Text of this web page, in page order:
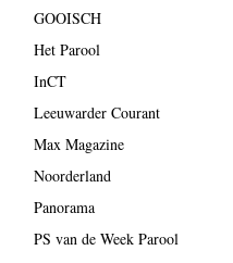
GOOISCH
Het Parool
InCT
Leeuwarder Courant
Max Magazine
Noorderland
Panorama
PS van de Week Parool